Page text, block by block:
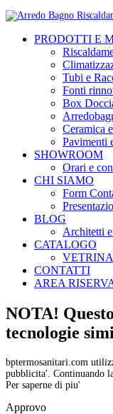
PRODOTTI E
Tubi e
Fonti
Box
Ceramica
Pavimenti
SHOWROOM
Orari e
CHI SIAMO
Form
BLOG
Architetti
CATALOGO
CONTATTI
AREA
NOTA!
tecnologie
bptermosanitari.com
pubblicita'. Continuando
Per saperne di piu'
Approvo